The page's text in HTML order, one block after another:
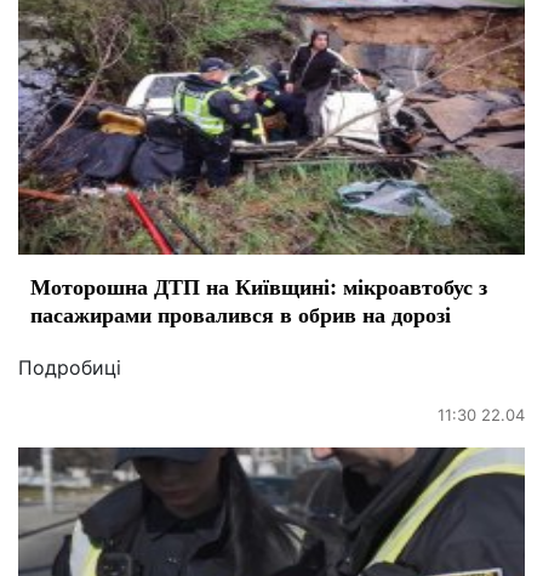
Моторошна ДТП на Київщині: мікроавтобус з
пасажирами провалився в обрив на дорозі
Подробиці
11:30 22.04